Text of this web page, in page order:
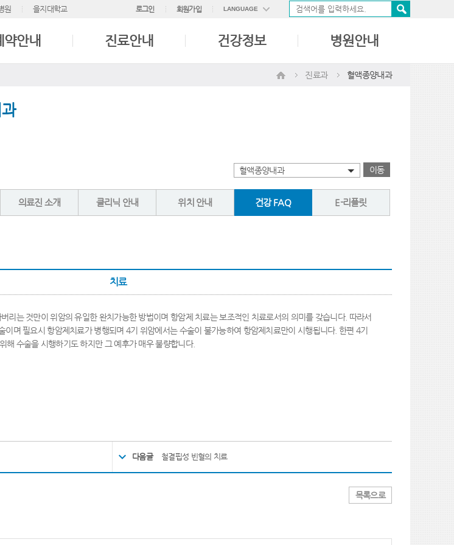
원 을지대학교 로그인 회원가입 LANGUAGE
中國語
약안내 진료안내 건강정보 병원안내
진료과 혈액종양내과
혈액종양내과 이동
의료진 소개 클리닉 안내 위치 안내 건강 FAQ E-리플릿
치료
리는 것만이 위암의 유일한 완치가능한 방법이며 항암제 치료는 보조적인 치료로서의 의미를 갖습니다. 따라서
이며 필요시 항암제치료가 병행되며 4기 위암에서는 수술이 불가능하여 항암제치료만이 시행됩니다. 한편 4기
해 수술을 시행하기도 하지만 그 예후가 매우 불량합니다.
다음글 철결핍성 빈혈의 치료
목록으로